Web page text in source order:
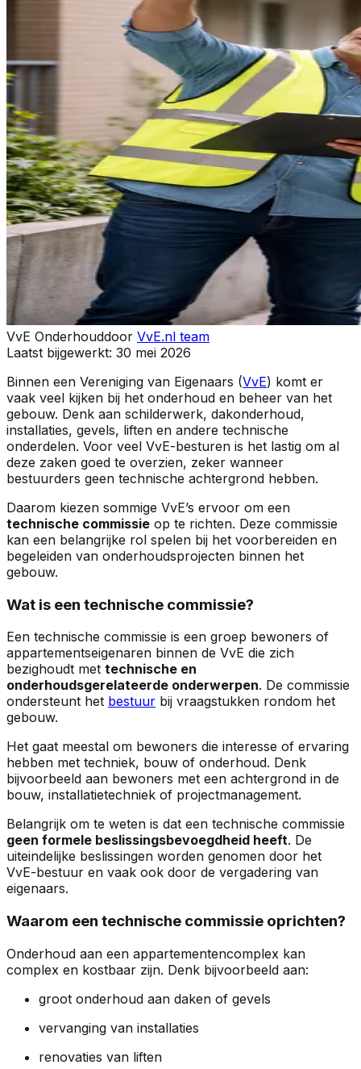
VvE Onderhouddoor VvE.nl team
Laatst bijgewerkt: 30 mei 2026
Binnen een Vereniging van Eigenaars (VvE) komt er
vaak veel kijken bij het onderhoud en beheer van het
gebouw. Denk aan schilderwerk, dakonderhoud,
installaties, gevels, liften en andere technische
onderdelen. Voor veel VvE-besturen is het lastig om al
deze zaken goed te overzien, zeker wanneer
bestuurders geen technische achtergrond hebben.
Daarom kiezen sommige VvE’s ervoor om een
technische commissie op te richten. Deze commissie
kan een belangrijke rol spelen bij het voorbereiden en
begeleiden van onderhoudsprojecten binnen het
gebouw.
Wat is een technische commissie?
Een technische commissie is een groep bewoners of
appartementseigenaren binnen de VvE die zich
bezighoudt met technische en
onderhoudsgerelateerde onderwerpen. De commissie
ondersteunt het bestuur bij vraagstukken rondom het
gebouw.
Het gaat meestal om bewoners die interesse of ervaring
hebben met techniek, bouw of onderhoud. Denk
bijvoorbeeld aan bewoners met een achtergrond in de
bouw, installatietechniek of projectmanagement.
Belangrijk om te weten is dat een technische commissie
geen formele beslissingsbevoegdheid heeft. De
uiteindelijke beslissingen worden genomen door het
VvE-bestuur en vaak ook door de vergadering van
eigenaars.
Waarom een technische commissie oprichten?
Onderhoud aan een appartementencomplex kan
complex en kostbaar zijn. Denk bijvoorbeeld aan:
groot onderhoud aan daken of gevels
vervanging van installaties
renovaties van liften